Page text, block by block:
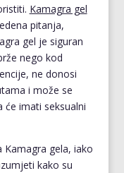
Kamagra gel
pitanja,
gel je siguran
nego kod
ne donosi
i može se
će imati seksualni
gela, iako
kako su